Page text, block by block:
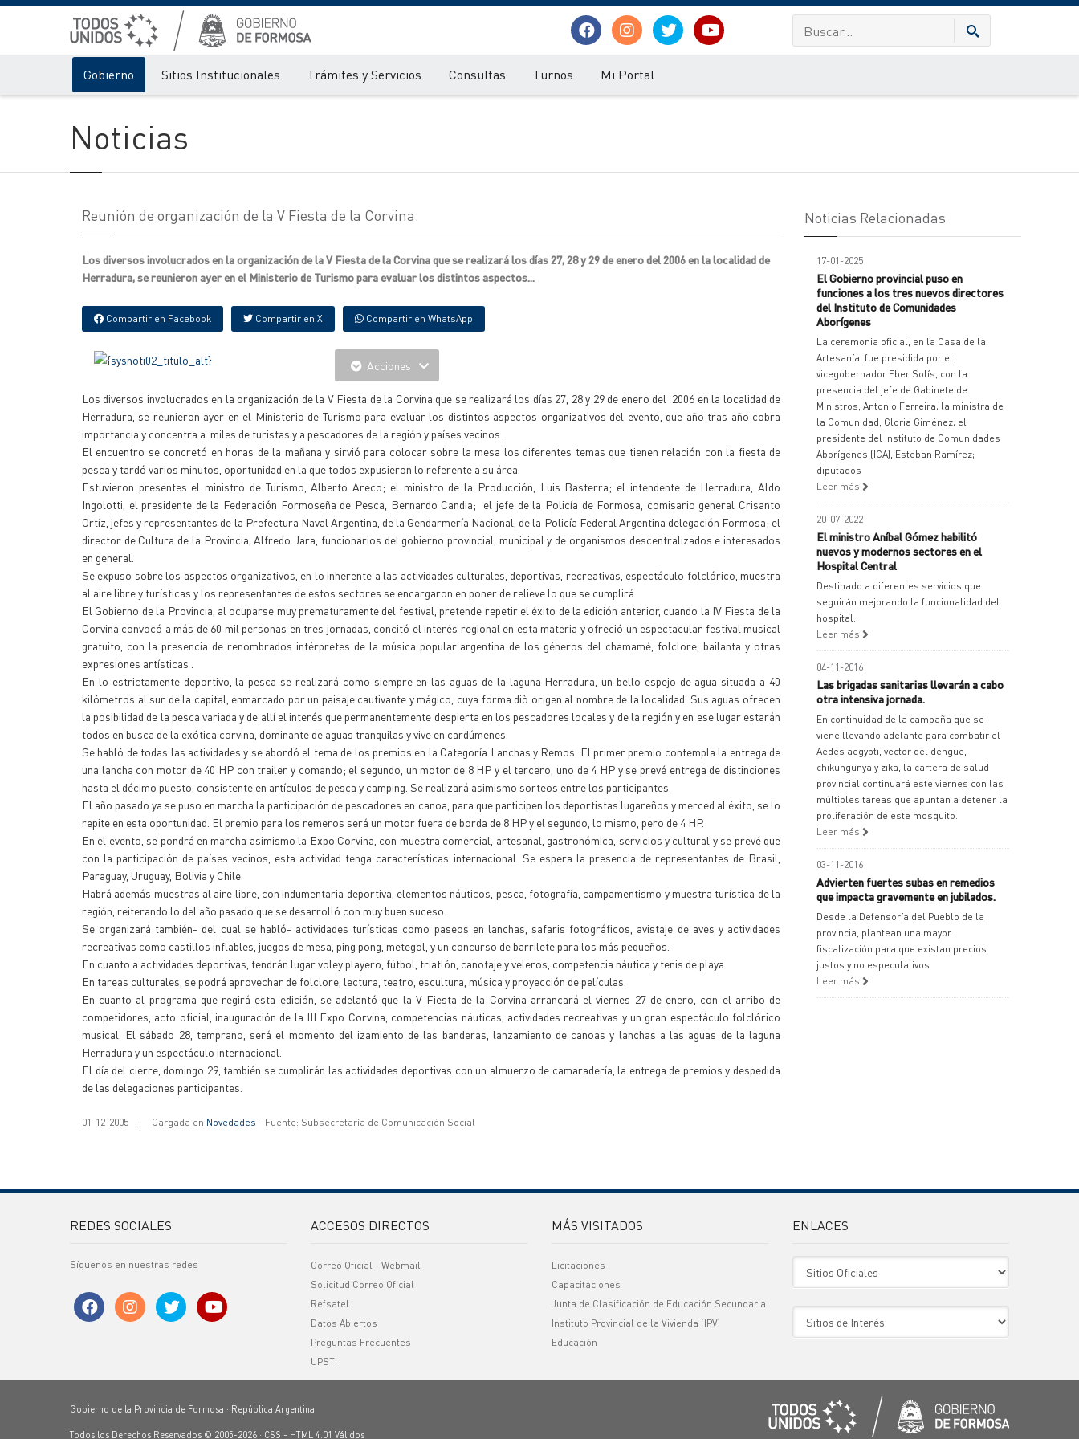
Gobierno Sitios Institucionales Trámites y Servicios Consultas Turnos Mi Portal
Noticias
Reunión de organización de la V Fiesta de la Corvina.
Los diversos involucrados en la organización de la V Fiesta de la Corvina que se realizará los días 27, 28 y 29 de enero del 2006 en la localidad de
Herradura, se reunieron ayer en el Ministerio de Turismo para evaluar los distintos aspectos...
Compartir en Facebook Compartir en X Compartir en WhatsApp
Acciones
Los diversos involucrados en la organización de la V Fiesta de la Corvina que se realizará los días 27, 28 y 29 de enero del 2006 en la localidad de
Herradura, se reunieron ayer en el Ministerio de Turismo para evaluar los distintos aspectos organizativos del evento, que año tras año cobra
importancia y concentra a miles de turistas y a pescadores de la región y países vecinos.
El encuentro se concretó en horas de la mañana y sirvió para colocar sobre la mesa los diferentes temas que tienen relación con la fiesta de
pesca y tardó varios minutos, oportunidad en la que todos expusieron lo referente a su área.
Estuvieron presentes el ministro de Turismo, Alberto Areco; el ministro de la Producción, Luis Basterra; el intendente de Herradura, Aldo
Ingolotti, el presidente de la Federación Formoseña de Pesca, Bernardo Candia; el jefe de la Policía de Formosa, comisario general Crisanto
Ortíz, jefes y representantes de la Prefectura Naval Argentina, de la Gendarmería Nacional, de la Policía Federal Argentina delegación Formosa; el
director de Cultura de la Provincia, Alfredo Jara, funcionarios del gobierno provincial, municipal y de organismos descentralizados e interesados
en general.
Se expuso sobre los aspectos organizativos, en lo inherente a las actividades culturales, deportivas, recreativas, espectáculo folclórico, muestra
al aire libre y turísticas y los representantes de estos sectores se encargaron en poner de relieve lo que se cumplirá.
El Gobierno de la Provincia, al ocuparse muy prematuramente del festival, pretende repetir el éxito de la edición anterior, cuando la IV Fiesta de la
Corvina convocó a más de 60 mil personas en tres jornadas, concitó el interés regional en esta materia y ofreció un espectacular festival musical
gratuito, con la presencia de renombrados intérpretes de la música popular argentina de los géneros del chamamé, folclore, bailanta y otras
expresiones artísticas .
En lo estrictamente deportivo, la pesca se realizará como siempre en las aguas de la laguna Herradura, un bello espejo de agua situada a 40
kilómetros al sur de la capital, enmarcado por un paisaje cautivante y mágico, cuya forma diò origen al nombre de la localidad. Sus aguas ofrecen
la posibilidad de la pesca variada y de allí el interés que permanentemente despierta en los pescadores locales y de la región y en ese lugar estarán
todos en busca de la exótica corvina, dominante de aguas tranquilas y vive en cardúmenes.
Se habló de todas las actividades y se abordó el tema de los premios en la Categoría Lanchas y Remos. El primer premio contempla la entrega de
una lancha con motor de 40 HP con trailer y comando; el segundo, un motor de 8 HP y el tercero, uno de 4 HP y se prevé entrega de distinciones
hasta el décimo puesto, consistente en artículos de pesca y camping. Se realizará asimismo sorteos entre los participantes.
El año pasado ya se puso en marcha la participación de pescadores en canoa, para que participen los deportistas lugareños y merced al éxito, se lo
repite en esta oportunidad. El premio para los remeros será un motor fuera de borda de 8 HP y el segundo, lo mismo, pero de 4 HP.
En el evento, se pondrá en marcha asimismo la Expo Corvina, con muestra comercial, artesanal, gastronómica, servicios y cultural y se prevé que
con la participación de países vecinos, esta actividad tenga características internacional. Se espera la presencia de representantes de Brasil,
Paraguay, Uruguay, Bolivia y Chile.
Habrá además muestras al aire libre, con indumentaria deportiva, elementos náuticos, pesca, fotografía, campamentismo y muestra turística de la
región, reiterando lo del año pasado que se desarrolló con muy buen suceso.
Se organizará también- del cual se habló- actividades turísticas como paseos en lanchas, safaris fotográficos, avistaje de aves y actividades
recreativas como castillos inflables, juegos de mesa, ping pong, metegol, y un concurso de barrilete para los más pequeños.
En cuanto a actividades deportivas, tendrán lugar voley playero, fútbol, triatlón, canotaje y veleros, competencia náutica y tenis de playa.
En tareas culturales, se podrá aprovechar de folclore, lectura, teatro, escultura, música y proyección de películas.
En cuanto al programa que regirá esta edición, se adelantó que la V Fiesta de la Corvina arrancará el viernes 27 de enero, con el arribo de
competidores, acto oficial, inauguración de la III Expo Corvina, competencias náuticas, actividades recreativas y un gran espectáculo folclórico
musical. El sábado 28, temprano, será el momento del izamiento de las banderas, lanzamiento de canoas y lanchas a las aguas de la laguna
Herradura y un espectáculo internacional.
El día del cierre, domingo 29, también se cumplirán las actividades deportivas con un almuerzo de camaradería, la entrega de premios y despedida
de las delegaciones participantes.
01-12-2005 | Cargada en Novedades - Fuente: Subsecretaría de Comunicación Social
Noticias Relacionadas
17-01-2025
El Gobierno provincial puso en
funciones a los tres nuevos directores
del Instituto de Comunidades
Aborígenes
La ceremonia oficial, en la Casa de la
Artesanía, fue presidida por el
vicegobernador Eber Solís, con la
presencia del jefe de Gabinete de
Ministros, Antonio Ferreira; la ministra de
la Comunidad, Gloria Giménez; el
presidente del Instituto de Comunidades
Aborígenes (ICA), Esteban Ramírez;
diputados
Leer más
20-07-2022
El ministro Aníbal Gómez habilitó
nuevos y modernos sectores en el
Hospital Central
Destinado a diferentes servicios que
seguirán mejorando la funcionalidad del
hospital.
Leer más
04-11-2016
Las brigadas sanitarias llevarán a cabo
otra intensiva jornada.
En continuidad de la campaña que se
viene llevando adelante para combatir el
Aedes aegypti, vector del dengue,
chikungunya y zika, la cartera de salud
provincial continuará este viernes con las
múltiples tareas que apuntan a detener la
proliferación de este mosquito.
Leer más
03-11-2016
Advierten fuertes subas en remedios
que impacta gravemente en jubilados.
Desde la Defensoría del Pueblo de la
provincia, plantean una mayor
fiscalización para que existan precios
justos y no especulativos.
Leer más
REDES SOCIALES
Síguenos en nuestras redes
ACCESOS DIRECTOS
Correo Oficial - Webmail
Solicitud Correo Oficial
Refsatel
Datos Abiertos
Preguntas Frecuentes
UPSTI
MÁS VISITADOS
Licitaciones
Capacitaciones
Junta de Clasificación de Educación Secundaria
Instituto Provincial de la Vivienda (IPV)
Educación
ENLACES
Gobierno de la Provincia de Formosa · República Argentina
Todos los Derechos Reservados © 2005-2026 · CSS - HTML 4.01 Válidos